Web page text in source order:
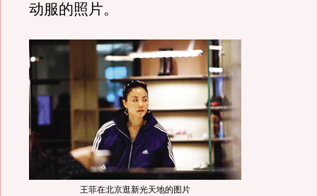
动服的照片。
王菲在北京逛新光天地的图片